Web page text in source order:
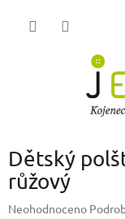
Dětský
růžový
Průměrné
Neohodnoceno